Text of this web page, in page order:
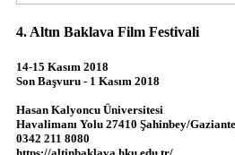
4. Altın Baklava Film Festivali
14-15 Kasım 2018
Son Başvuru - 1 Kasım 2018
Hasan Kalyoncu Üniversitesi
Havalimanı Yolu 27410 Şahinbey/
0342 211 8080